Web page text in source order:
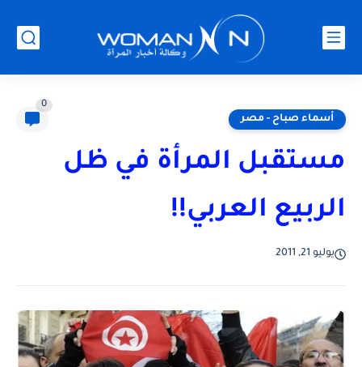
أسماء صباح - مصر
0
مستقبل المرأة في ظل
الربيع العربي!!
يوليو 21, 2011